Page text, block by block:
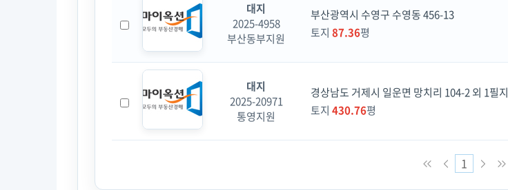
대지
2025-4958
부산동부지원
부산광역시 수영구 수영동 456-13
토지 87.36평
대지
2025-20971
통영지원
경상남도 거제시 일운면 망치리 104-2 외 1필지
토지 430.76평
1